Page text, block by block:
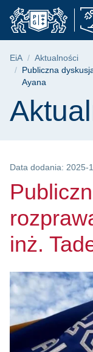
Przejdź
do
menu
Przejdź
do
wyszukiwarki
Przejdź
do
treści
Ścieżka
EiA
Aktualności
Publiczna
Ayana
Treść
Data dodania: 2025-
inż.